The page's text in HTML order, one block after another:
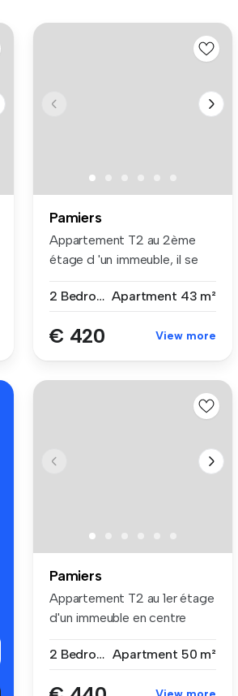
Pamiers
Appartement T2 au 2ème
étage d 'un immeuble, il se
2 Bedrooms Apartment 43 m²
€ 420 View more
Pamiers
Appartement T2 au 1er étage
d'un immeuble en centre
2 Bedrooms Apartment 50 m²